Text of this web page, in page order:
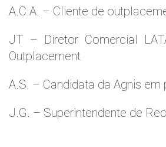
A.C.A. – Cliente de
JT – Diretor Comercial
Outplacement
A.S. – Candidata da Agnis
J.G. – Superintendente de